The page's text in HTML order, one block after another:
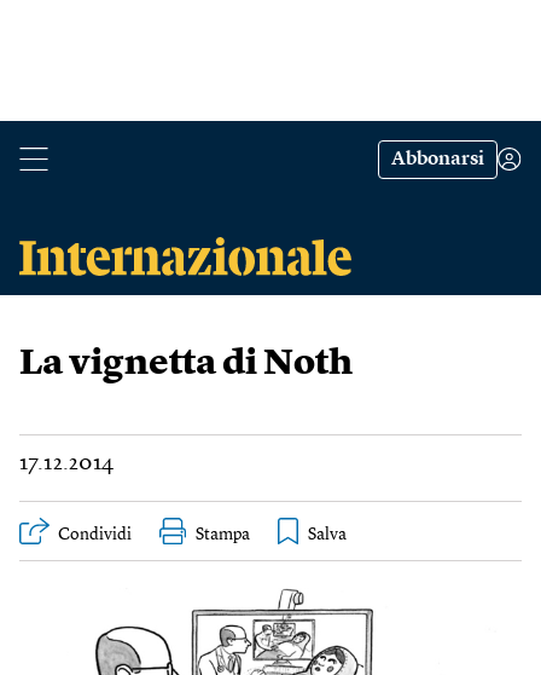
Abbonarsi
La vignetta di Noth
17.12.2014
Condividi Stampa